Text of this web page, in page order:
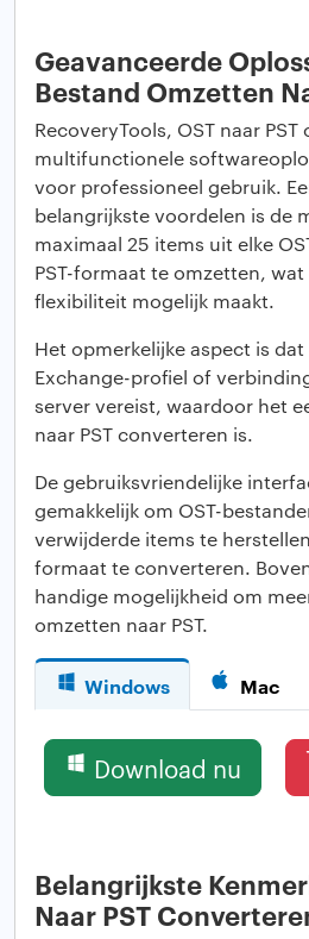
Geavanceerde
Bestand Omzetten
RecoveryTools, OST naar
multifunctionele
voor professioneel gebruik.
belangrijkste voordelen is de
maximaal 25 items uit elke
PST-formaat te omzetten,
flexibiliteit mogelijk maakt.
Het opmerkelijke aspect is
Exchange-profiel of
server vereist, waardoor het
naar PST converteren is.
De gebruiksvriendelijke
gemakkelijk om OST-
verwijderde items te
formaat te converteren.
handige mogelijkheid om
omzetten naar PST.
Windows Mac
Download nu
Belangrijkste
Naar PST